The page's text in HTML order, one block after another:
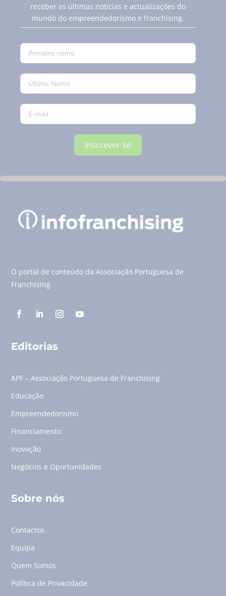
receber as últimas notícias e actualizações do
mundo do empreendedorismo e franchising.
Inscrever-se
O portal de conteúdo da Associação Portuguesa de
Franchising
Editorias
APF – Associação Portuguesa de Franchising
Educação
Empreendedorismo
Financiamento
Inovação
Negócios e Oportunidades
Sobre nós
Contactos
Equipa
Quem Somos
Política de Privacidade